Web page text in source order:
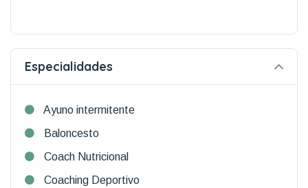
Especialidades
Ayuno intermitente
Baloncesto
Coach Nutricional
Coaching Deportivo